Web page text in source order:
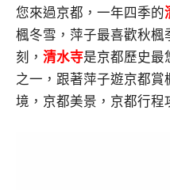
您來過京都，一年四季的
楓冬雪，萍子最喜歡秋楓
刻， 清水寺是京都歷史最
之一，跟著萍子遊京都
境，京都美景，京都行程